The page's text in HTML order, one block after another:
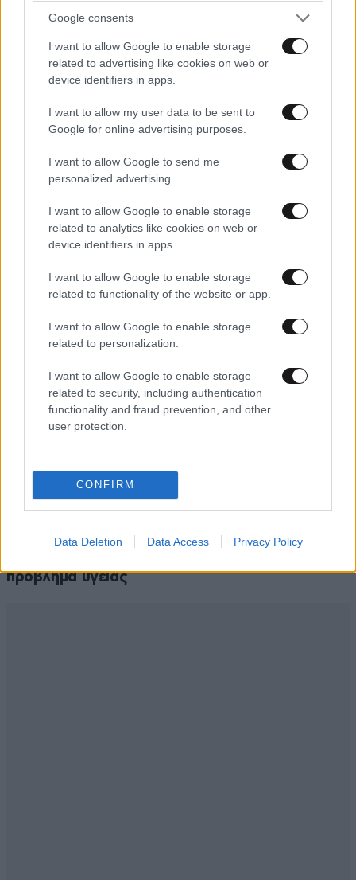
Google consents
I want to allow Google to enable storage
related to advertising like cookies on web or
device identifiers in apps.
I want to allow my user data to be sent to
Google for online advertising purposes.
I want to allow Google to send me
personalized advertising.
I want to allow Google to enable storage
related to analytics like cookies on web or
device identifiers in apps.
I want to allow Google to enable storage
related to functionality of the website or app.
I want to allow Google to enable storage
related to personalization.
I want to allow Google to enable storage
related to security, including authentication
functionality and fraud prevention, and other
user protection.
CONFIRM
Data Deletion Data Access Privacy Policy
TRENDING
Αθηνά Οικονομάκου από τα Μπόρα Μπόρα:
πρόβλημα υγείας